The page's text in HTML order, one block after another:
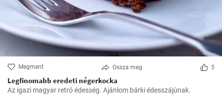
Megment Ossza meg 5
Legfinomabb eredeti négerkocka
Az igazi magyar retró édesség. Ajánlom bárki édesszájúnak.